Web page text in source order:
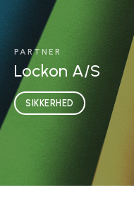
PARTNER
Lockon A/S
SIKKERHED